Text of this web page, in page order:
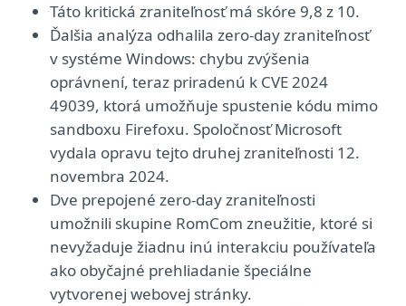
Táto kritická zraniteľnosť má skóre 9,8 z 10.
Ďalšia analýza odhalila zero-day zraniteľnosť
v systéme Windows: chybu zvýšenia
oprávnení, teraz priradenú k CVE 2024
49039, ktorá umožňuje spustenie kódu mimo
sandboxu Firefoxu. Spoločnosť Microsoft
vydala opravu tejto druhej zraniteľnosti 12.
novembra 2024.
Dve prepojené zero-day zraniteľnosti
umožnili skupine RomCom zneužitie, ktoré si
nevyžaduje žiadnu inú interakciu používateľa
ako obyčajné prehliadanie špeciálne
vytvorenej webovej stránky.